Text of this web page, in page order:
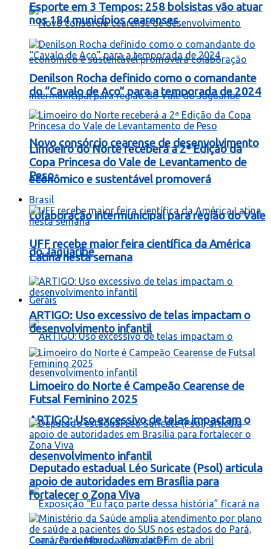
Novo consórcio cearense de desenvolvimento
econômico e sustentável promoverá
colaboração intermunicipal para região do Vale
do Jaguaribe
Gerais
ARTIGO: Uso excessivo de telas impactam o
desenvolvimento infantil
Esporte em 3 Tempos: 258 bolsistas vão atuar
nos 184 municípios cearenses
Denilson Rocha definido como o comandante
do “Cavalo de Aço” para a temporada de 2024
Limoeiro do Norte receberá a 2ª Edição da
Copa Princesa do Vale de Levantamento de
Peso
Brasil
UFF recebe maior feira científica da América
Latina nesta semana
ARTIGO: Uso excessivo de telas impactam o
desenvolvimento infantil
Limoeiro do Norte é Campeão Cearense de
Futsal Feminino 2025
Deputado estadual Léo Suricate (Psol) articula
apoio de autoridades em Brasília para
fortalecer o Zona Viva